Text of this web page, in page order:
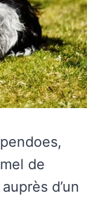
de
d’un